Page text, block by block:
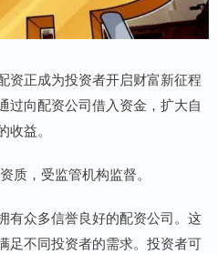
资正成为投资者开启财富新征程
过向配资公司借入资金，扩大自
益。
质，受监管机构监督。
有众多信誉良好的配资公司。这
足不同投资者的需求。投资者可